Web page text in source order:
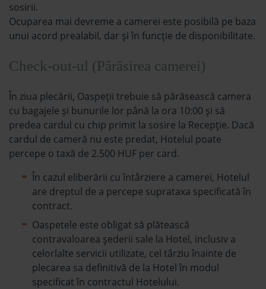
sosirii.
Ocuparea mai devreme a camerei este posibilă pe baza
unui acord prealabil, dar şi în funcție de disponibilitate.
Check-out-ul (Părăsirea camerei)
În ziua plecării, Oaspeții trebuie să părăsească camera
cu bagajele și bunurile lor până la ora 10:00 și să
predea cardul cu chip primit la sosire la Recepție. Dacă
cardul de cameră nu este predat, Hotelul poate
percepe o taxă de 2.500 HUF per card.
În cazul eliberării cu întârziere a camerei, Hotelul
are dreptul de a percepe suprataxa specificată în
contract.
Oaspetele este obligat să plătească
contravaloarea șederii sale la Hotel, inclusiv a
celorlalte servicii utilizate, cel târziu înainte de
plecarea sa definitivă de la Hotel în modul
specificat în contractul Hotelului.